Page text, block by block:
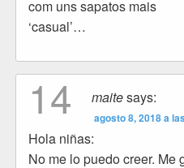
com uns sapatos mais
‘casual’…
14 maitesays:
agosto 8, 2018 a
Hola niñas:
No me lo puedo creer. Me